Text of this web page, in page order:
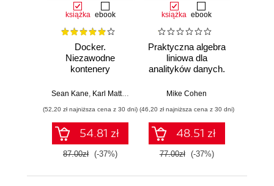
książka ebook
Docker.
Niezawodne
kontenery
Praktyczne
Wydanie III
Sean Kane, Karl Matthias
(52,20 zł najniższa cena z 30 dni)
54.81 zł
87.00zł (-37%)
książka ebook
Praktyczna algebra
liniowa dla
analityków danych.
koncepcji do
aplikacji w
Pythonie
Mike Cohen
(46,20 zł najniższa cena z 30 dni)
48.51 zł
77.00zł (-37%)